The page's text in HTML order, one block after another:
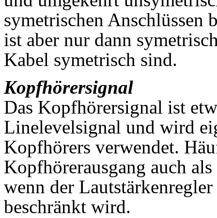
symetrischen Anschlüssen
ist aber nur dann
Kabel symetrisch sind.
Kopfhörersignal
Das Kopfhörersignal ist
Linelevelsignal und wird
Kopfhörers verwendet.
Kopfhörerausgang auch
wenn der
beschränkt wird.